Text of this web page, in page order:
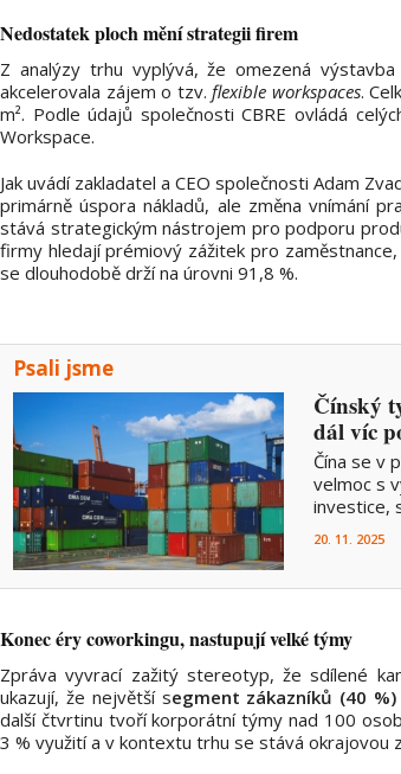
Nedostatek ploch mění strategii firem
Z analýzy trhu vyplývá, že omezená
akcelerovala zájem o tzv.flexible workspaces.
m². Podle údajů společnosti CBRE ovládá
Workspace.
Jak uvádí zakladatel a CEO společnosti Adam
primárně úspora nákladů, ale změna vnímání
stává strategickým nástrojem pro podporu
firmy hledají prémiový zážitek pro
se dlouhodobě drží na úrovni 91,8 %.
Psali jsme
Čínský
dál víc
Čína se v
velmoc s
investice,
20. 11. 2025
Konec éry coworkingu, nastupují velké týmy
Zpráva vyvrací zažitý stereotyp, že sdílené
ukazují, že největší segment zákazníků (40
další čtvrtinu tvoří korporátní týmy nad 100
3 % využití a v kontextu trhu se stává okrajovou